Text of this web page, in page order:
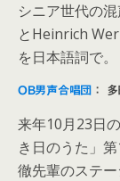
シニア世代の
とHeinrich
を日本語詞で。
OB男声合唱団 ：
来年10月23日
き日のうた」
徹先輩のステ